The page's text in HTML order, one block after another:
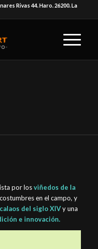
Rivas 44. Haro. 26200. La
por losviñedos de la
en el campo, y
calaos del siglo XIVy una
e innovación.